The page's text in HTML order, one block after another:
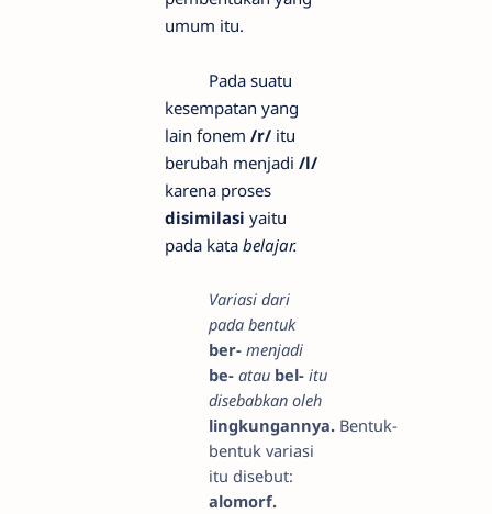
umum itu.
Pada suatu
kesempatan yang
lain fonem /r/ itu
berubah menjadi /l/
karena proses
disimilasi yaitu
pada kata belajar.
Variasi dari
pada bentuk
ber- menjadi
be- atau bel- itu
disebabkan oleh
lingkungannya. Bentuk-
bentuk variasi
itu disebut:
alomorf.